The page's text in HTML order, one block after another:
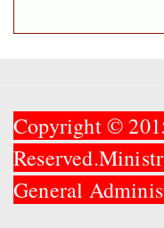
Copyright ©
General